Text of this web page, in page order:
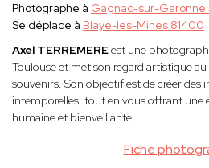
Fiche
Photographe à Gagnac-sur-Garonne
Se déplace à Blaye-les-Mines 81400
Axel TERREMEREest une
Toulouse et met son regard artistique
souvenirs. Son objectif est de créer des
intemporelles, tout en vous offrant une
humaine et bienveillante.